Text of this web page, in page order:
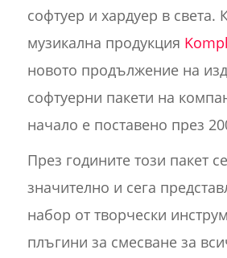
софтуер и хардуер в света.
музикална продукция
новото продължение на
софтуерни пакети на
начало е поставено през
През годините този пакет
значително и сега
набор от творчески
плъгини за смесване за